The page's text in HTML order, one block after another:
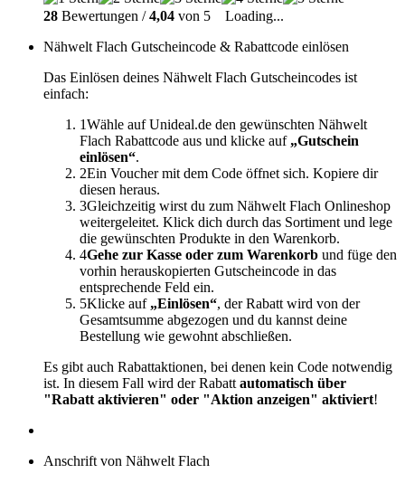
28 Bewertungen /4,04 von 5
Loading...
Nähwelt Flach Gutscheincode & Rabattcode einlösen
Das Einlösen deines Nähwelt Flach Gutscheincodes ist
einfach:
1Wähle auf Unideal.de den gewünschten Nähwelt
Flach Rabattcode aus und klicke auf „Gutschein
einlösen“.
2Ein Voucher mit dem Code öffnet sich. Kopiere dir
diesen heraus.
3Gleichzeitig wirst du zum Nähwelt Flach Onlineshop
weitergeleitet. Klick dich durch das Sortiment und lege
die gewünschten Produkte in den Warenkorb.
4Gehe zur Kasse oder zum Warenkorb und füge den
vorhin herauskopierten Gutscheincode in das
entsprechende Feld ein.
5Klicke auf „Einlösen“, der Rabatt wird von der
Gesamtsumme abgezogen und du kannst deine
Bestellung wie gewohnt abschließen.
Es gibt auch Rabattaktionen, bei denen kein Code notwendig
ist. In diesem Fall wird der Rabatt automatisch über
"Rabatt aktivieren" oder "Aktion anzeigen" aktiviert!
Anschrift von Nähwelt Flach